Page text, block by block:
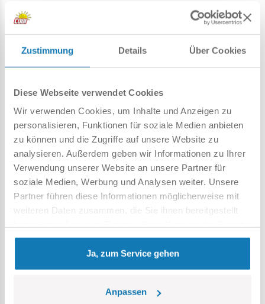
Zustimmung Details Über Cookies
Diese Webseite verwendet Cookies
Wir verwenden Cookies, um Inhalte und Anzeigen zu
personalisieren, Funktionen für soziale Medien anbieten
zu können und die Zugriffe auf unsere Website zu
analysieren. Außerdem geben wir Informationen zu Ihrer
Verwendung unserer Website an unsere Partner für
soziale Medien, Werbung und Analysen weiter. Unsere
Partner führen diese Informationen möglicherweise mit
weiteren Daten zusammen, die Sie ihnen bereitgestellt
gesammelt haben.
Ja, zum Service gehen
Anpassen
Homepage Allgemeines Zubehör Flagge
Warnung
Achtung: Nicht für Kinder unter 36 Monaten geeignet.
Erstickungsgefahr. Kleine Teile könnten verschluckt
werden. Wir empfehlen, die Verpackung als Referenz
aufzubewahren. Modell und Farben können leicht von der
Abbildung abweichen.
Kategorie Bestseller